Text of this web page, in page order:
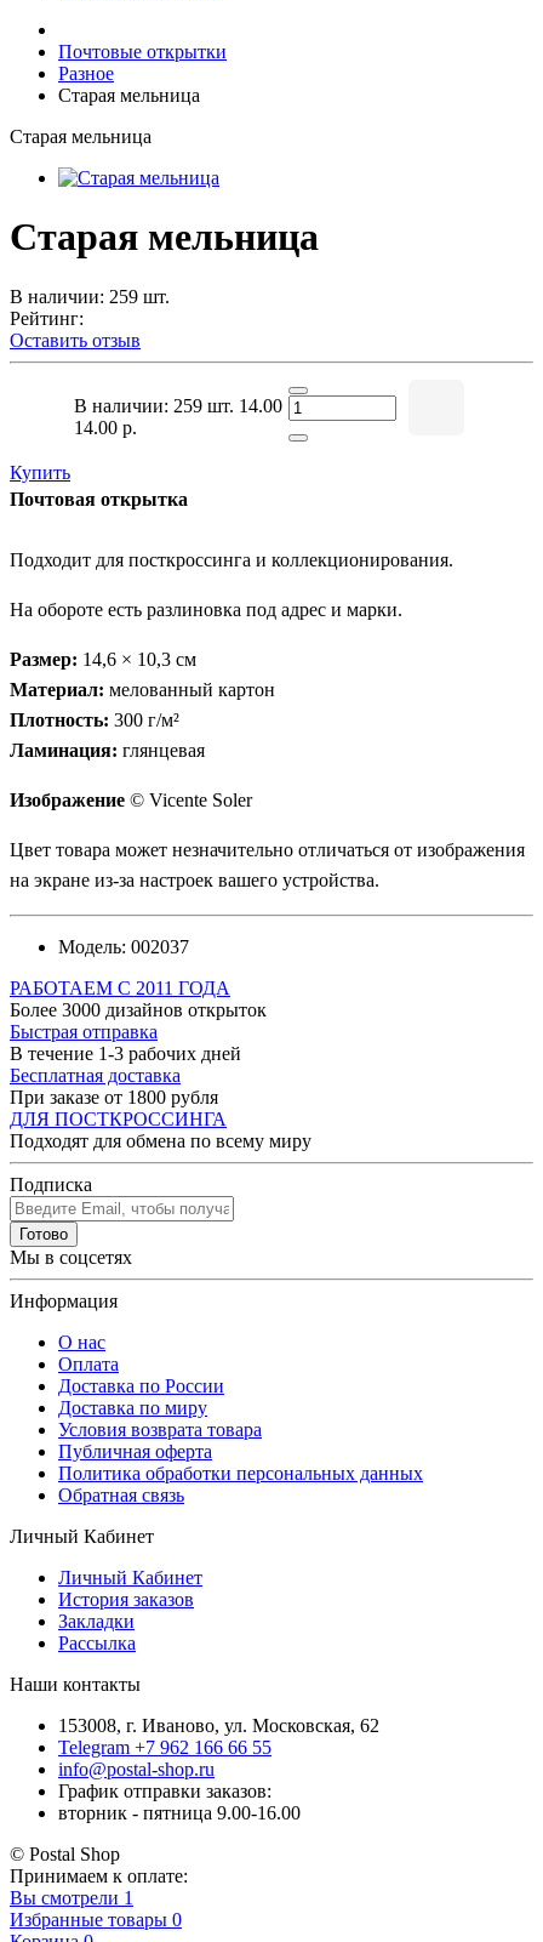
Почтовые открытки
Разное
Старая мельница
Старая мельница
Старая мельница
В наличии: 259 шт.
Рейтинг:
Оставить отзыв
В наличии: 259 шт. 14.00
14.00 р.
Купить
Почтовая открытка
Подходит для посткроссинга и коллекционирования.
На обороте есть разлиновка под адрес и марки.
Размер: 14,6 × 10,3 см
Материал: мелованный картон
Плотность: 300 г/м²
Ламинация: глянцевая
Изображение © Vicente Soler
Цвет товара может незначительно отличаться от изображения
на экране из-за настроек вашего устройства.
Модель: 002037
РАБОТАЕМ С 2011 ГОДА
Более 3000 дизайнов открыток
Быстрая отправка
В течение 1-3 рабочих дней
Бесплатная доставка
При заказе от 1800 рубля
ДЛЯ ПОСТКРОССИНГА
Подходят для обмена по всему миру
Подписка
Готово
Мы в соцсетях
Информация
О нас
Оплата
Доставка по России
Доставка по миру
Условия возврата товара
Публичная оферта
Политика обработки персональных данных
Обратная связь
Личный Кабинет
Личный Кабинет
История заказов
Закладки
Рассылка
Наши контакты
153008, г. Иваново, ул. Московская, 62
Telegram +7 962 166 66 55
info@postal-shop.ru
График отправки заказов:
вторник - пятница 9.00-16.00
© Postal Shop
Принимаем к оплате:
Вы смотрели 1
Избранные товары 0